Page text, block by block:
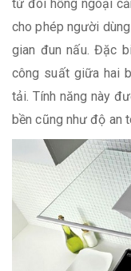
từ đôi hồng ngoại
cho phép người
gian đun nấu. Đặc
công suất giữa hai
tải. Tính năng này
bền cũng như độ an